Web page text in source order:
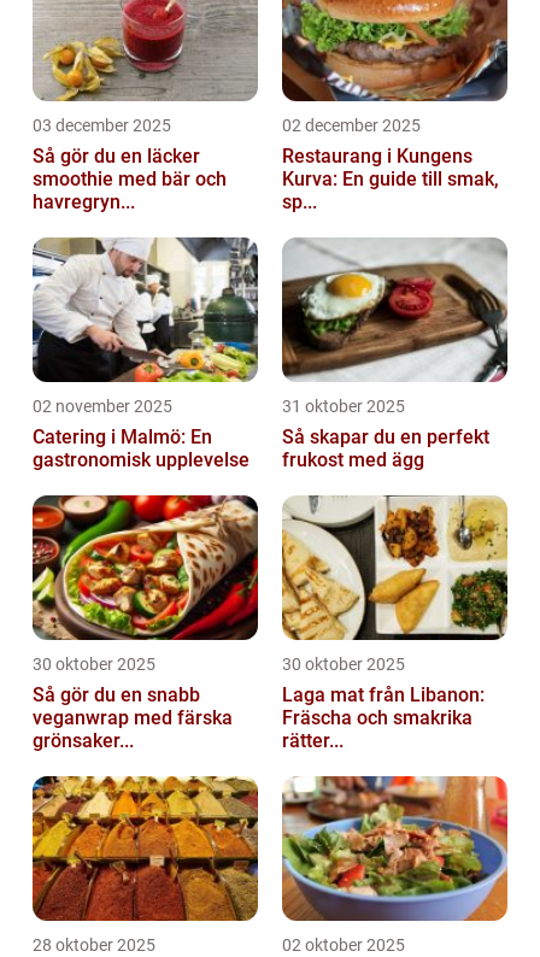
03 december 2025
Så gör du en läcker
smoothie med bär och
havregryn...
02 december 2025
Restaurang i Kungens
Kurva: En guide till smak,
sp...
02 november 2025
Catering i Malmö: En
gastronomisk upplevelse
31 oktober 2025
Så skapar du en perfekt
frukost med ägg
30 oktober 2025
Så gör du en snabb
veganwrap med färska
grönsaker...
30 oktober 2025
Laga mat från Libanon:
Fräscha och smakrika
rätter...
28 oktober 2025 02 oktober 2025